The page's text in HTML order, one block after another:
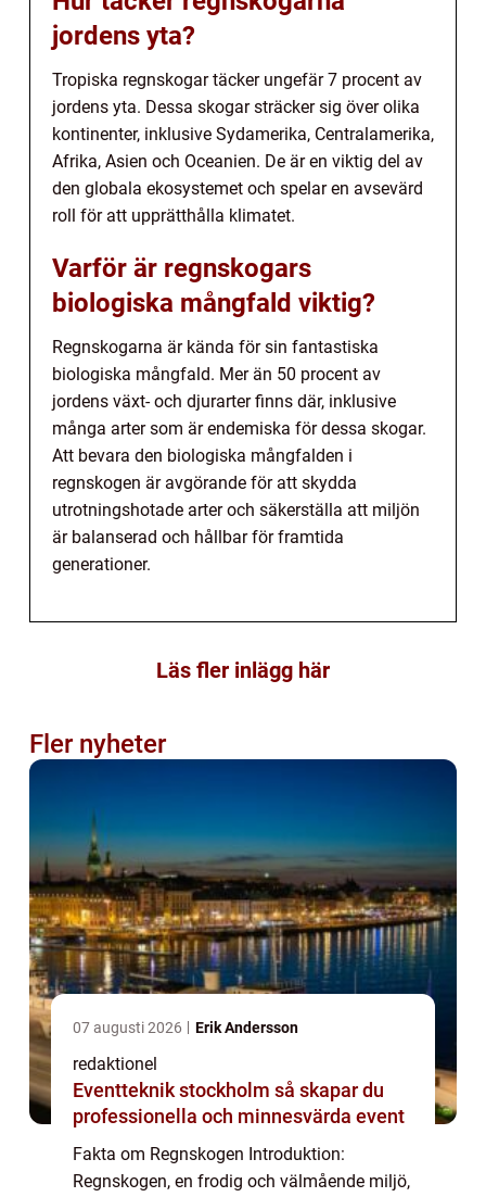
jordens yta?
Tropiska regnskogar täcker ungefär 7 procent av
jordens yta. Dessa skogar sträcker sig över olika
kontinenter, inklusive Sydamerika, Centralamerika,
Afrika, Asien och Oceanien. De är en viktig del av
den globala ekosystemet och spelar en avsevärd
roll för att upprätthålla klimatet.
Varför är regnskogars
biologiska mångfald viktig?
Regnskogarna är kända för sin fantastiska
biologiska mångfald. Mer än 50 procent av
jordens växt- och djurarter finns där, inklusive
många arter som är endemiska för dessa skogar.
Att bevara den biologiska mångfalden i
regnskogen är avgörande för att skydda
utrotningshotade arter och säkerställa att miljön
är balanserad och hållbar för framtida
generationer.
Läs fler inlägg här
Fler nyheter
07 augusti 2026 Erik Andersson
redaktionel
Eventteknik stockholm så skapar du
professionella och minnesvärda event
Fakta om Regnskogen Introduktion:
Regnskogen, en frodig och välmående miljö,